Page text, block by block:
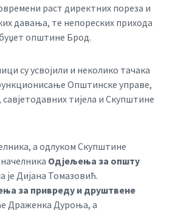
раст директних пореза и
давања, те непореских прихода
буџет општине Брод.
су усвојили и неколико тачака
Општинске управе,
савјетодавних тијела и Скупштине
а одлуком Скупштине
Одјељења за општу
је Дијана Томазовић.
за привреду и друштвене
Драженка Дуроња, а